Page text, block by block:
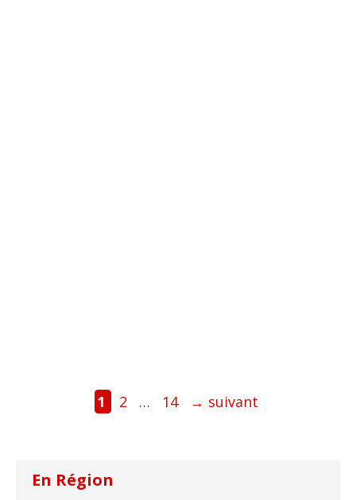
Page
1 Page
2 … Page
14 → suivant
En Région